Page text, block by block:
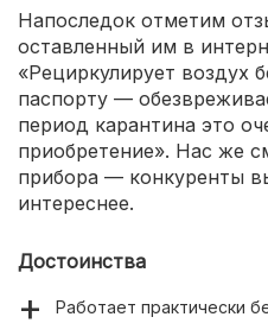
Напоследок отметим
оставленный им в
«Рециркулирует воздух
паспорту —
период карантина это
приобретение». Нас же
прибора — конкуренты
интереснее.
Достоинства
Работает практически